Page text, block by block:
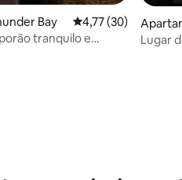
5, 6 avaliações
Bay 4,77 de uma
4,77 (30)
tranquilo e
Lugar